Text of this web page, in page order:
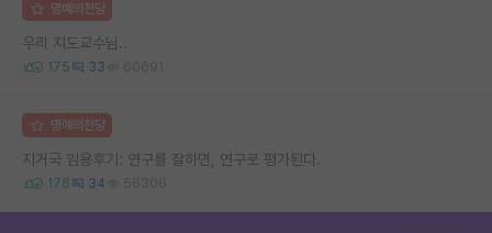
명예의전당
우리 지도교수님..
175 33 60691
명예의전당
지거국 임용후기: 연구를 잘하면, 연구로 평가된다.
176 34 56306